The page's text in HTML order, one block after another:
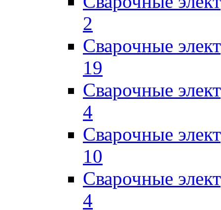
2
Сварочные
19
Сварочные
4
Сварочные
10
Сварочные
4